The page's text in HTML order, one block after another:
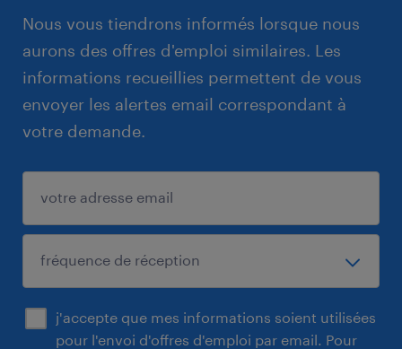
Nous vous tiendrons informés lorsque nous
aurons des offres d'emploi similaires. Les
informations recueillies permettent de vous
envoyer les alertes email correspondant à
votre demande.
j'accepte que mes informations soient utilisées
pour l'envoi d'offres d'emploi par email. Pour